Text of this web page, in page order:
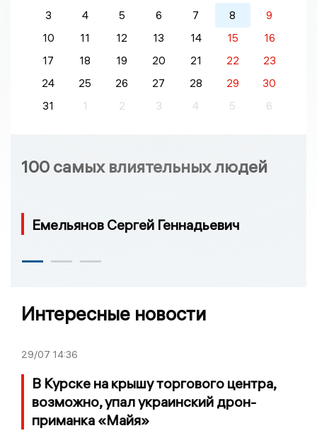
3
4 5 6 7 8
9
10
11 12 13 14 15
16
17
18 19 20 21 22
23
24
25 26 27 28 29
30
31
1 2 3 4 5 6
100 самых влиятельных людей
Емельянов Сергей Геннадьевич
Интересные новости
29/07 14:36
В Курске на крышу торгового центра,
возможно, упал украинский дрон-
приманка «Майя»